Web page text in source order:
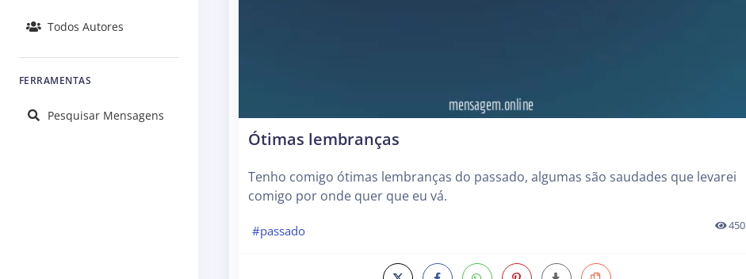
Todos Autores
FERRAMENTAS
Pesquisar Mensagens
Ótimas lembranças
Tenho comigo ótimas lembranças do passado, algumas são saudades que levarei
comigo por onde quer que eu vá.
#passado 450